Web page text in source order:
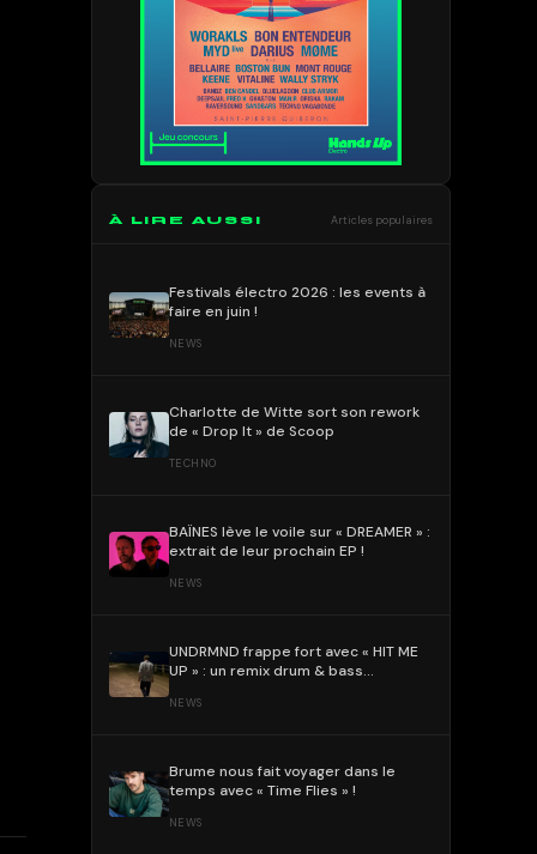
À LIRE AUSSI Articles populaires
Festivals électro 2026 : les events à
faire en juin !
NEWS
Charlotte de Witte sort son rework
de « Drop It » de Scoop
TECHNO
BAÏNES lève le voile sur « DREAMER » :
extrait de leur prochain EP !
NEWS
UNDRMND frappe fort avec « HIT ME
UP » : un remix drum & bass
NEWS
Brume nous fait voyager dans le
temps avec « Time Flies » !
NEWS